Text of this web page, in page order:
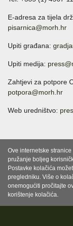
E-adresa za tijela
pisarnica@morh.hr
Upiti građana:
Upiti medija:
Zahtjevi za potpore
potpora@morh.hr
Web uredništvo:
Ove internetske
pružanje boljeg
Postavke kolačića
pregledniku. Više o
onemogućiti pročitajte
korištenje kolačića.